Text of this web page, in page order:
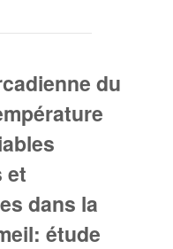
du
et
dans la
étude